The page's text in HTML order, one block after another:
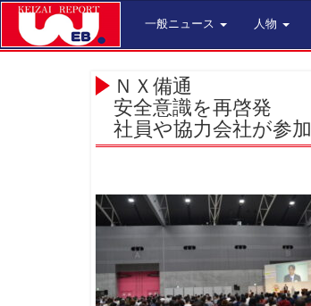
一般ニュース 人物
ＮＸ備通
安全意識を再啓発
社員や協力会社が参加